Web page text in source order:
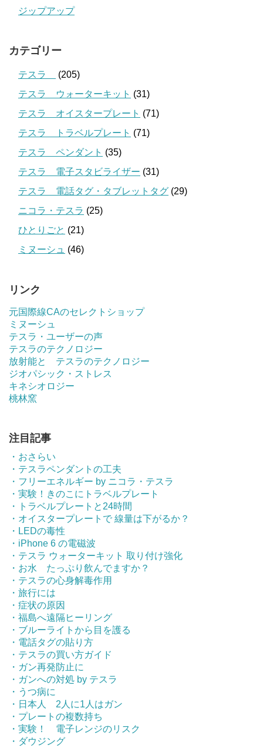
ジップアップ
カテゴリー
テスラ
(205)
テスラ ウォーターキット (31)
テスラ オイスタープレート (71)
テスラ トラベルプレート (71)
テスラ ペンダント (35)
テスラ 電子スタビライザー (31)
テスラ 電話タグ・タブレットタグ (29)
ニコラ・テスラ (25)
ひとりごと (21)
ミヌーシュ (46)
リンク
元国際線CAのセレクトショップ
ミヌーシュ
テスラ・ユーザーの声
テスラのテクノロジー
放射能と テスラのテクノロジー
ジオパシック・ストレス
キネシオロジー
桃林窯
注目記事
・おさらい
・テスラペンダントの工夫
・フリーエネルギー by ニコラ・テスラ
・実験！きのこにトラベルプレート
・トラベルプレートと24時間
・オイスタープレートで 線量は下がるか？
・LEDの毒性
・iPhone 6 の電磁波
・テスラ ウォーターキット 取り付け強化
・お水 たっぷり飲んでますか？
・テスラの心身解毒作用
・旅行には
・症状の原因
・福島へ遠隔ヒーリング
・ブルーライトから目を護る
・電話タグの貼り方
・テスラの買い方ガイド
・ガン再発防止に
・ガンへの対処 by テスラ
・うつ病に
・日本人 2人に1人はガン
・プレートの複数持ち
・実験！ 電子レンジのリスク
・ダウジング